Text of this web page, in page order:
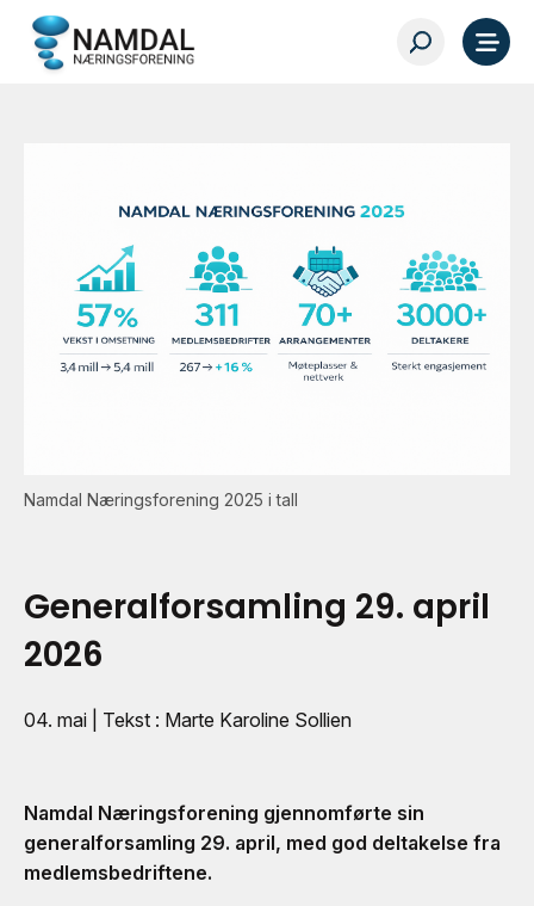
Namdal Næringsforening 2025 i tall
Generalforsamling 29. april
2026
04. mai | Tekst : Marte Karoline Sollien
Namdal Næringsforening gjennomførte sin
generalforsamling 29. april, med god deltakelse fra
medlemsbedriftene.